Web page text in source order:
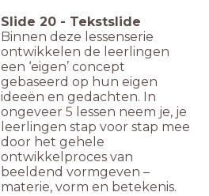
Slide 20 - Tekstslide
Binnen deze lessenserie
ontwikkelen de leerlingen
een ‘eigen’ concept
gebaseerd op hun eigen
ideeën en gedachten. In
ongeveer 5 lessen neem je, je
leerlingen stap voor stap mee
door het gehele
ontwikkelproces van
beeldend vormgeven –
materie, vorm en betekenis.